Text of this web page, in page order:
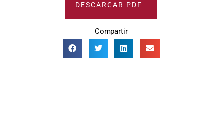
DESCARGAR PDF
Compartir